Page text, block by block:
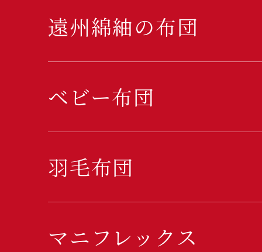
遠州綿紬の布団
ベビー布団
羽毛布団
マニフレックス